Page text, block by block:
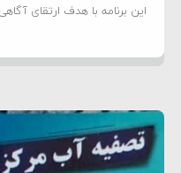
این برنامه با هدف ارتقای